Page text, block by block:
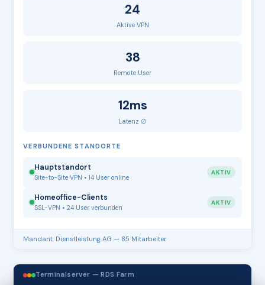
24
Aktive VPN
38
Remote User
12ms
Latenz ∅
VERBUNDENE STANDORTE
Hauptstandort
Site-to-Site VPN • 14 User online
AKTIV
Homeoffice-Clients
SSL-VPN • 24 User verbunden
AKTIV
Mandant: Dienstleistung AG — 85 Mitarbeiter
Terminalserver — RDS Farm